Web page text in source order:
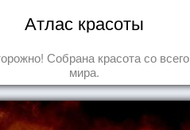
Атлас красоты
Собрана красота со всего
мира.